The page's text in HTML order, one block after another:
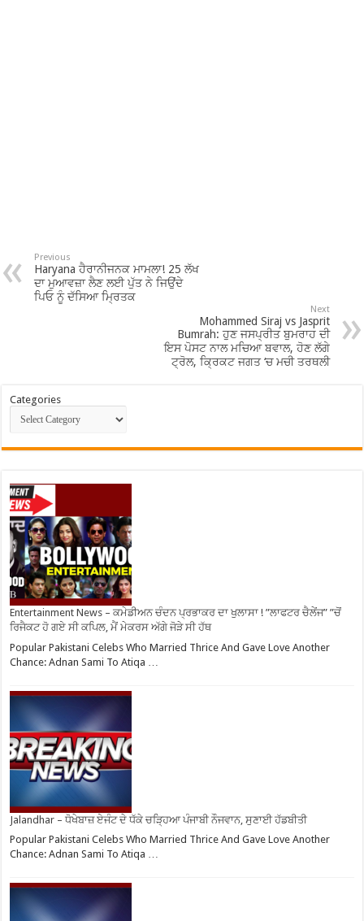
Previous
Haryana ਹੈਰਾਨੀਜਨਕ ਮਾਮਲਾ! 25 ਲੱਖ
ਦਾ ਮੁਆਵਜ਼ਾ ਲੈਣ ਲਈ ਪੁੱਤ ਨੇ ਜਿਉਂਦੇ
ਪਿਓ ਨੂੰ ਦੱਸਿਆ ਮ੍ਰਿਤਕ
Next
Mohammed Siraj vs Jasprit
Bumrah: ਹੁਣ ਜਸਪ੍ਰੀਤ ਬੁਮਰਾਹ ਦੀ
ਇਸ ਪੋਸਟ ਨਾਲ ਮਚਿਆ ਬਵਾਲ, ਹੋਣ ਲੱਗੇ
ਟ੍ਰੋਲ, ਕ੍ਰਿਕਟ ਜਗਤ ‘ਚ ਮਚੀ ਤਰਥਲੀ
Categories
Entertainment News – ਕਮੇਡੀਅਨ ਚੰਦਨ ਪ੍ਰਭਾਕਰ ਦਾ ਖੁਲਾਸਾ ! ”ਲਾਫਟਰ ਚੈਲੇਂਜ” ”ਚੋਂ
ਰਿਜੈਕਟ ਹੋ ਗਏ ਸੀ ਕਪਿਲ, ਮੈਂ ਮੇਕਰਸ ਅੱਗੇ ਜੋੜੇ ਸੀ ਹੱਥ
Popular Pakistani Celebs Who Married Thrice And Gave Love Another
Chance: Adnan Sami To Atiqa …
Jalandhar – ਧੋਖੇਬਾਜ਼ ਏਜੰਟ ਦੇ ਧੱਕੇ ਚੜ੍ਹਿਆ ਪੰਜਾਬੀ ਨੌਜਵਾਨ, ਸੁਣਾਈ ਹੱਡਬੀਤੀ
Popular Pakistani Celebs Who Married Thrice And Gave Love Another
Chance: Adnan Sami To Atiqa …